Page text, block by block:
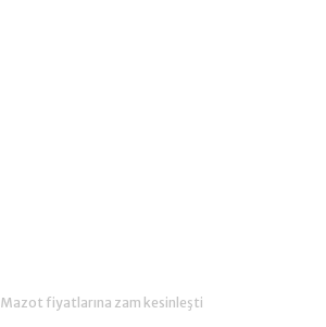
Mazot fiyatlarına zam kesinleşti